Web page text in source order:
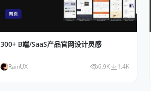
300+ B端/SaaS产品官网设计灵感
RainUX 6.9K 1.4K